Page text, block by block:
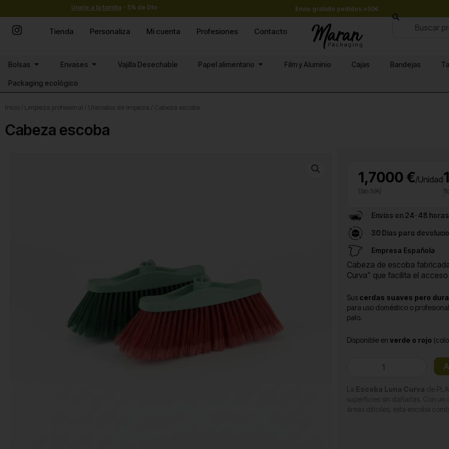
contenido
Únete a la familia- 5% de Dto Envío gratuito pedidos +50€
Tienda Personaliza Mi cuenta Profesiones Contacto
Buscar
Bolsas Abrir Bolsas
Envases Abrir EnvasesVajilla Desechable Papel alimentario Abrir Papel alimentario
Film y Aluminio Cajas Bandejas
Packaging ecológico
Inicio / Limpieza profesional / Utensilios de limpieza / Cabeza escoba
Cabeza escoba
1,7000 €/Unidad
(Sin IVA)
Envíos en 24-48 horas
30 Días para
Empresa Española
Cabeza de escoba
Curva” que facilita el
Sus cerdas suaves pero
para uso doméstico o
palo.
Disponible en verde o rojo